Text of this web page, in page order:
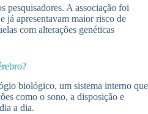
pesquisadores. A associação foi
já apresentavam maior risco de
com alterações genéticas
biológico, um sistema interno que
como o sono, a disposição e
a dia.